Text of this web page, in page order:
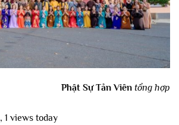
Phật Sự Tản Viên tổng hợp
, 1 views today